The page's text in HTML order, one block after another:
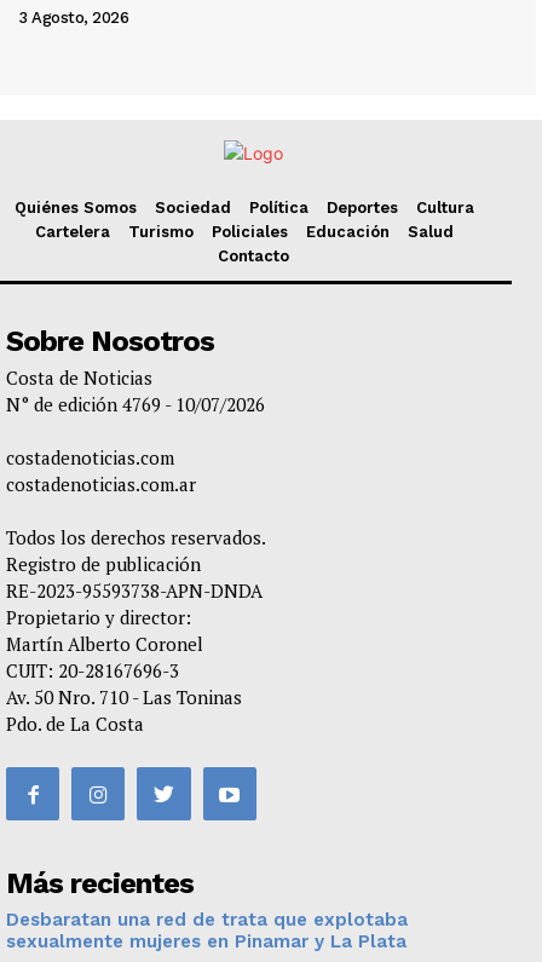
3 Agosto, 2026
Quiénes Somos Sociedad Política Deportes
Cultura
Cartelera
Turismo Policiales Educación
Salud
Contacto
Sobre Nosotros
Costa de Noticias
N° de edición 4769 - 10/07/2026
costadenoticias.com
costadenoticias.com.ar
Todos los derechos reservados.
Registro de publicación
RE-2023-95593738-APN-DNDA
Propietario y director:
Martín Alberto Coronel
CUIT: 20-28167696-3
Av. 50 Nro. 710 - Las Toninas
Pdo. de La Costa
Más recientes
Desbaratan una red de trata que explotaba
sexualmente mujeres en Pinamar y La Plata